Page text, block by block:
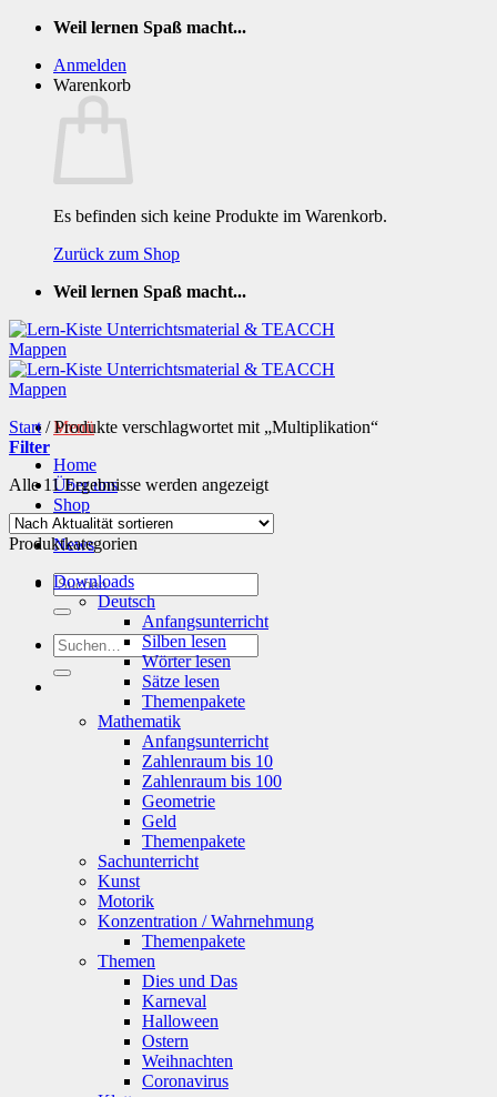
Zum
springen
Weil lernen Spaß macht...
Anmelden
Warenkorb
Es befinden sich keine Produkte im Warenkorb.
Zurück zum Shop
Weil lernen Spaß macht...
Menü
Home
Über uns
Shop
Info
News
Suchen
nach:
Suchen
nach:
Start /Produkte verschlagwortet mit „Multiplikation“
Filter
Alle 11 Ergebnisse werden angezeigtNach
sortiert
Produktkategorien
Downloads
Deutsch
Anfangsunterricht
Silben lesen
Wörter lesen
Sätze lesen
Themenpakete
Mathematik
Anfangsunterricht
Zahlenraum bis 10
Zahlenraum bis 100
Geometrie
Geld
Themenpakete
Sachunterricht
Kunst
Motorik
Konzentration / Wahrnehmung
Themenpakete
Themen
Dies und Das
Karneval
Halloween
Ostern
Weihnachten
Coronavirus